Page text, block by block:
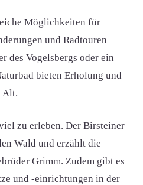
Möglichkeiten für
und Radtouren
des Vogelsbergs oder ein
bieten Erholung und
Alt.
zu erleben. Der Birsteiner
Wald und erzählt die
Grimm. Zudem gibt es
und -einrichtungen in der